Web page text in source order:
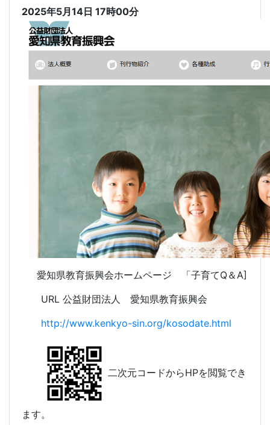
2025年5月14日 17時00分
愛知県教育振興会ホームページ 「子育てQ＆A]
URL 公益財団法人 愛知県教育振興会
http://www.kenkyo-sin.org/kosodate.html
二次元コードからHPを閲覧でき
ます。